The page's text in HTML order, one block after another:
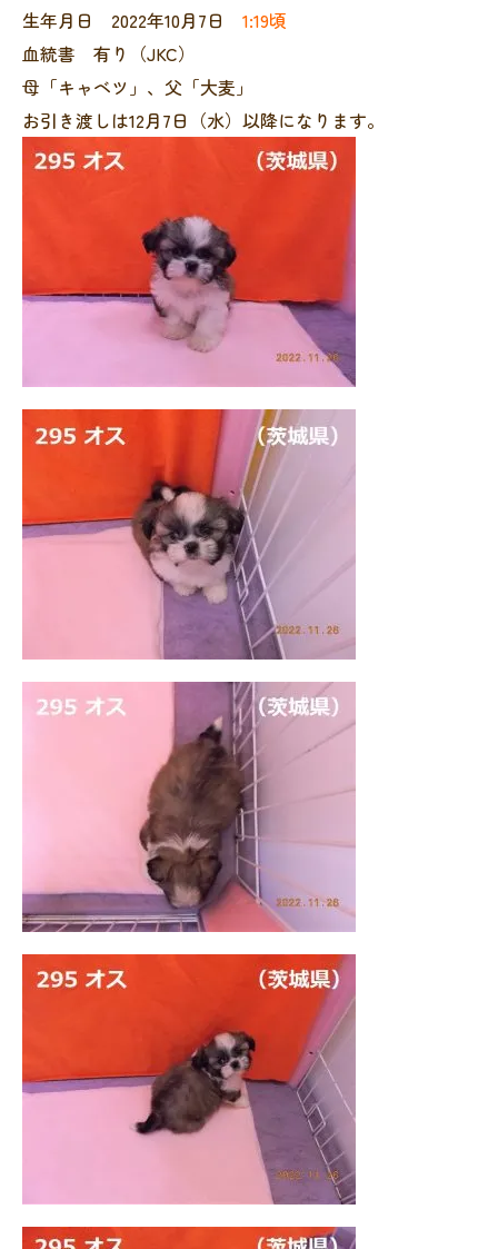
生年月日 2022年10月7日 1:19頃
血統書 有り（JKC）
母「キャベツ」、父「大麦」
お引き渡しは12月7日（水）以降になります。